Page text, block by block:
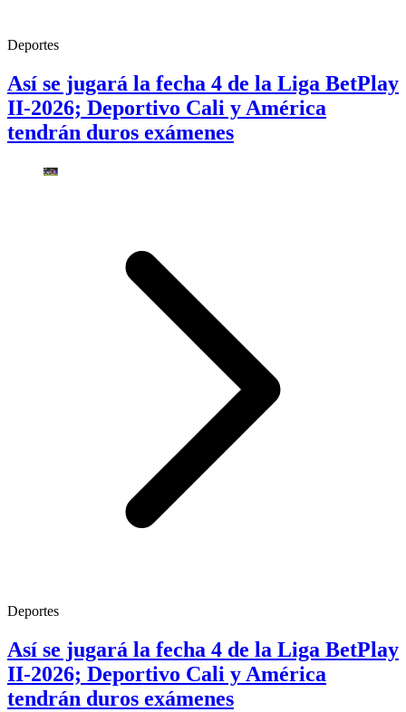
Deportes
Así se jugará la fecha 4 de la Liga BetPlay
II-2026; Deportivo Cali y América
tendrán duros exámenes
Deportes
Así se jugará la fecha 4 de la Liga BetPlay
II-2026; Deportivo Cali y América
tendrán duros exámenes